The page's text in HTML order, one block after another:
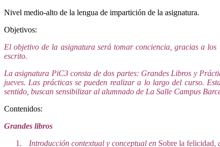
Nivel medio-alto de la lengua de impartición de la asignatura.
Objetivos:
El objetivo de la asignatura será tomar conciencia, gracias a
escrito.
La asignatura PiC3 consta de dos partes: Grandes Libros y
jueves. Las prácticas se pueden realizar a lo largo del curso.
sentido, buscan sensibilizar al alumnado de La Salle Campus
Contenidos:
Grandes libros
1.
Introducción contextual y conceptual en Sobre la felicidad